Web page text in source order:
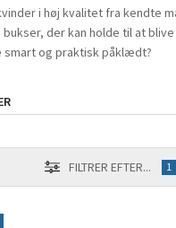
i høj kvalitet fra kendte
der kan holde til at
og praktisk påklædt?
FILTRER EFTER... 1